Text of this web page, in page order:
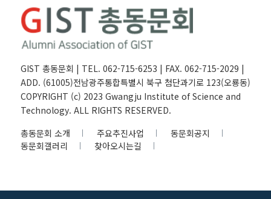
GIST 총동문회 | TEL. 062-715-6253 | FAX. 062-715-2029 |
ADD. (61005)전남광주통합특별시 북구 첨단과기로 123(오룡동)
COPYRIGHT (c) 2023 Gwangju Institute of Science and
Technology. ALL RIGHTS RESERVED.
총동문회 소개
주요추진사업
동문회공지
동문회갤러리
찾아오시는길